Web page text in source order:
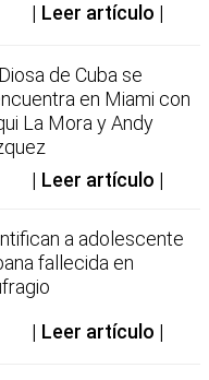
Leer artículo
de Cuba se
en Miami con
La Mora y Andy
Leer artículo
a adolescente
fallecida en
Leer artículo